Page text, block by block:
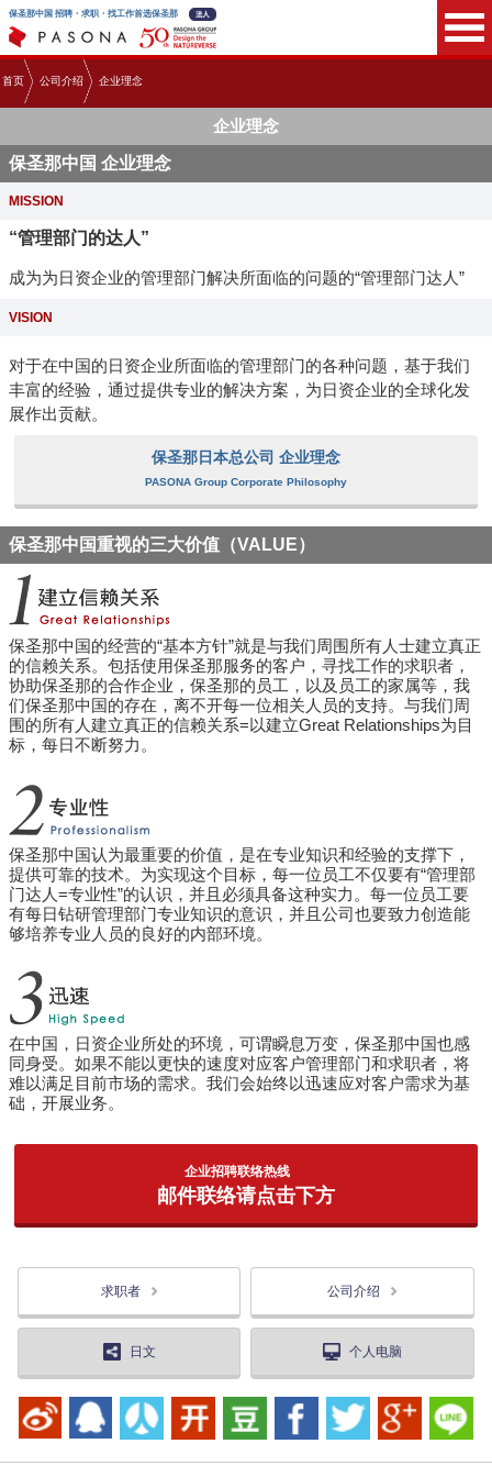
保圣那中国 招聘・求职・找工作首选保圣那
首页 公司介绍 企业理念
企业理念
保圣那中国 企业理念
MISSION
“管理部门的达人”
成为为日资企业的管理部门解决所面临的问题的“管理部门达人”
VISION
对于在中国的日资企业所面临的管理部门的各种问题， 基于我们
丰富的经验，通过提供专业的解决方案， 为日资企业的全球化发
展作出贡献。
保圣那日本总公司 企业理念
PASONA Group Corporate Philosophy
保圣那中国重视的三大价值（VALUE）
保圣那中国的经营的“基本方针”就是与我们周围所有人士建立真正
的信赖关系。 包括使用保圣那服务的客户，寻找工作的求职者，
协助保圣那的合作企业，保圣那的员工， 以及员工的家属等，我
们保圣那中国的存在，离不开每一位相关人员的支持。 与我们周
围的所有人建立真正的信赖关系=以建立Great Relationships为目
标，每日不断努力。
保圣那中国认为最重要的价值，是在专业知识和经验的支撑下，
提供可靠的技术。 为实现这个目标，每一位员工不仅要有“管理部
门达人=专业性”的认识， 并且必须具备这种实力。 每一位员工要
有每日钻研管理部门专业知识的意识， 并且公司也要致力创造能
够培养专业人员的良好的内部环境。
在中国，日资企业所处的环境，可谓瞬息万变，保圣那中国也感
同身受。 如果不能以更快的速度对应客户管理部门和求职者，将
难以满足目前市场的需求。 我们会始终以迅速应对客户需求为基
础，开展业务。
企业招聘联络热线
邮件联络请点击下方
求职者 公司介绍
日文 个人电脑